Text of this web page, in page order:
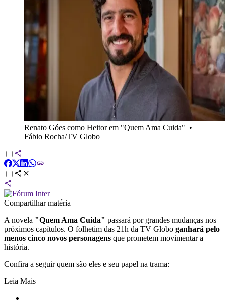
Renato Góes como Heitor em "Quem Ama Cuida" •
Fábio Rocha/TV Globo
Compartilhar matéria
A novela "Quem Ama Cuida" passará por grandes mudanças nos
próximos capítulos. O folhetim das 21h da TV Globo ganhará pelo
menos cinco novos personagens que prometem movimentar a
história.
Confira a seguir quem são eles e seu papel na trama:
Leia Mais